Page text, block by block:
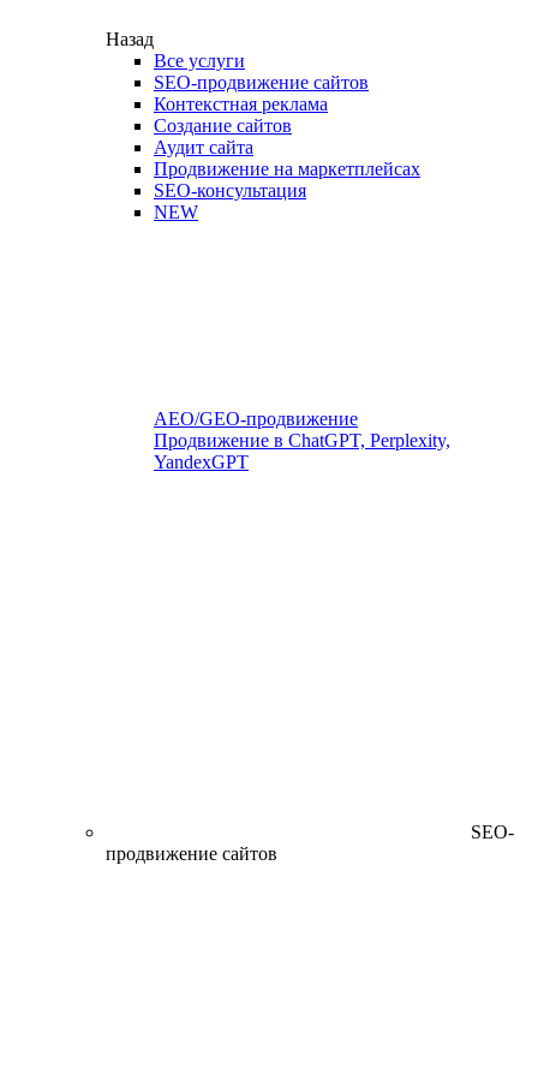
Назад
Все услуги
SEO-продвижение сайтов
Контекстная реклама
Создание сайтов
Аудит сайта
Продвижение на маркетплейсах
SEO-консультация
NEW
AEO/GEO-продвижение
Продвижение в ChatGPT, Perplexity,
YandexGPT
SEO-
продвижение сайтов